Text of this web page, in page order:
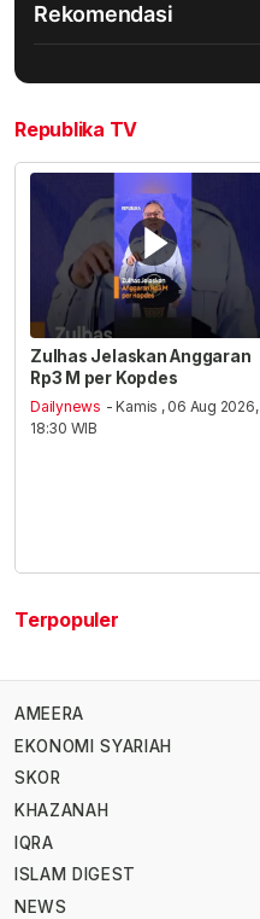
Rekomendasi
Republika TV
Zulhas Jelaskan Anggaran
Rp3 M per Kopdes
Dailynews - Kamis , 06 Aug 2026,
18:30 WIB
Terpopuler
AMEERA
EKONOMI SYARIAH
SKOR
KHAZANAH
IQRA
ISLAM DIGEST
NEWS